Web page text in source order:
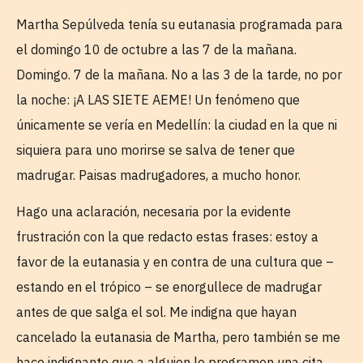
Martha Sepúlveda tenía su eutanasia programada para
el domingo 10 de octubre a las 7 de la mañana.
Domingo. 7 de la mañana. No a las 3 de la tarde, no por
la noche: ¡A LAS SIETE AEME! Un fenómeno que
únicamente se vería en Medellín: la ciudad en la que ni
siquiera para uno morirse se salva de tener que
madrugar. Paisas madrugadores, a mucho honor.
Hago una aclaración, necesaria por la evidente
frustración con la que redacto estas frases: estoy a
favor de la eutanasia y en contra de una cultura que –
estando en el trópico – se enorgullece de madrugar
antes de que salga el sol. Me indigna que hayan
cancelado la eutanasia de Martha, pero también se me